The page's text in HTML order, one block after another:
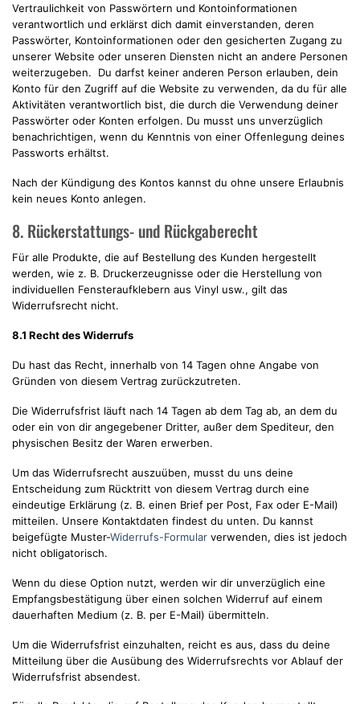
Vertraulichkeit von Passwörtern und Kontoinformationen
verantwortlich und erklärst dich damit einverstanden, deren
Passwörter, Kontoinformationen oder den gesicherten Zugang zu
unserer Website oder unseren Diensten nicht an andere Personen
weiterzugeben. Du darfst keiner anderen Person erlauben, dein
Konto für den Zugriff auf die Website zu verwenden, da du für alle
Aktivitäten verantwortlich bist, die durch die Verwendung deiner
Passwörter oder Konten erfolgen. Du musst uns unverzüglich
benachrichtigen, wenn du Kenntnis von einer Offenlegung deines
Passworts erhältst.
Nach der Kündigung des Kontos kannst du ohne unsere Erlaubnis
kein neues Konto anlegen.
8. Rückerstattungs- und Rückgaberecht
Für alle Produkte, die auf Bestellung des Kunden hergestellt
werden, wie z. B. Druckerzeugnisse oder die Herstellung von
individuellen Fensteraufklebern aus Vinyl usw., gilt das
Widerrufsrecht nicht.
8.1 Recht des Widerrufs
Du hast das Recht, innerhalb von 14 Tagen ohne Angabe von
Gründen von diesem Vertrag zurückzutreten.
Die Widerrufsfrist läuft nach 14 Tagen ab dem Tag ab, an dem du
oder ein von dir angegebener Dritter, außer dem Spediteur, den
physischen Besitz der Waren erwerben.
Um das Widerrufsrecht auszuüben, musst du uns deine
Entscheidung zum Rücktritt von diesem Vertrag durch eine
eindeutige Erklärung (z. B. einen Brief per Post, Fax oder E-Mail)
mitteilen. Unsere Kontaktdaten findest du unten. Du kannst
beigefügte Muster-Widerrufs-Formular verwenden, dies ist jedoch
nicht obligatorisch.
Wenn du diese Option nutzt, werden wir dir unverzüglich eine
Empfangsbestätigung über einen solchen Widerruf auf einem
dauerhaften Medium (z. B. per E-Mail) übermitteln.
Um die Widerrufsfrist einzuhalten, reicht es aus, dass du deine
Mitteilung über die Ausübung des Widerrufsrechts vor Ablauf der
Widerrufsfrist absendest.